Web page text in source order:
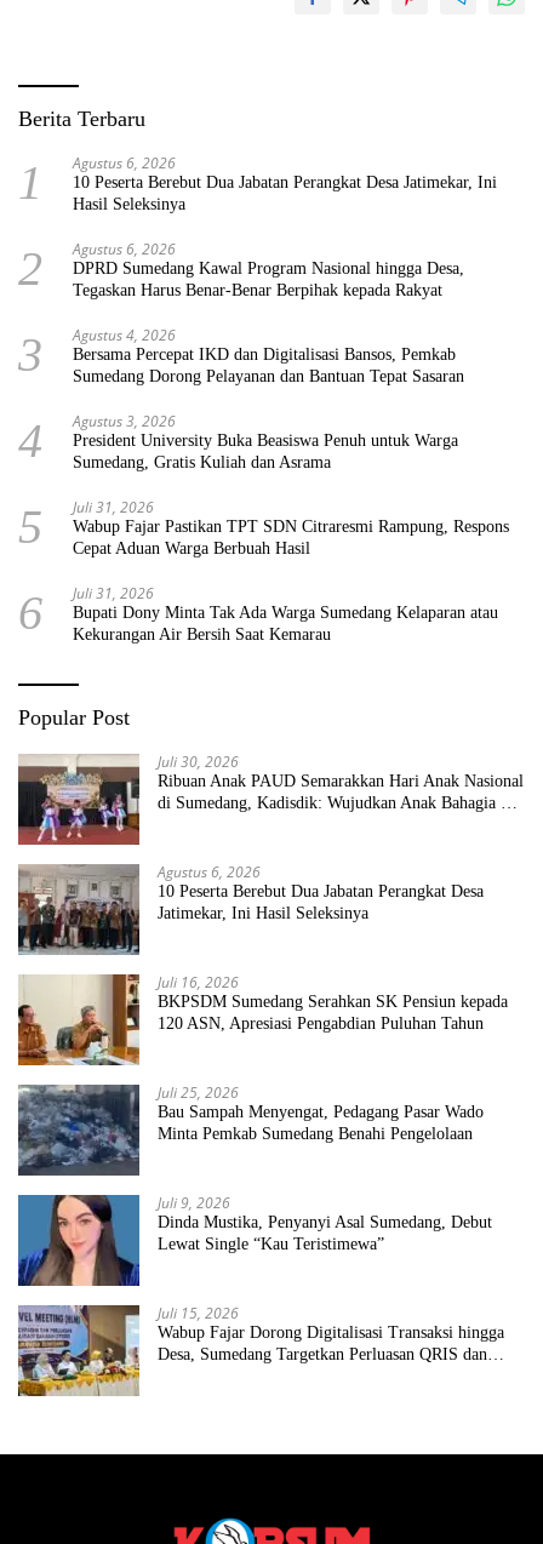
Berita Terbaru
1 Agustus 6, 2026
10 Peserta Berebut Dua Jabatan Perangkat Desa Jatimekar, Ini
Hasil Seleksinya
2 Agustus 6, 2026
DPRD Sumedang Kawal Program Nasional hingga Desa,
Tegaskan Harus Benar-Benar Berpihak kepada Rakyat
3 Agustus 4, 2026
Bersama Percepat IKD dan Digitalisasi Bansos, Pemkab
Sumedang Dorong Pelayanan dan Bantuan Tepat Sasaran
4 Agustus 3, 2026
President University Buka Beasiswa Penuh untuk Warga
Sumedang, Gratis Kuliah dan Asrama
5 Juli 31, 2026
Wabup Fajar Pastikan TPT SDN Citraresmi Rampung, Respons
Cepat Aduan Warga Berbuah Hasil
6 Juli 31, 2026
Bupati Dony Minta Tak Ada Warga Sumedang Kelaparan atau
Kekurangan Air Bersih Saat Kemarau
Popular Post
Juli 30, 2026
Ribuan Anak PAUD Semarakkan Hari Anak Nasional
di Sumedang, Kadisdik: Wujudkan Anak Bahagia dan
Agustus 6, 2026
10 Peserta Berebut Dua Jabatan Perangkat Desa
Jatimekar, Ini Hasil Seleksinya
Juli 16, 2026
BKPSDM Sumedang Serahkan SK Pensiun kepada
120 ASN, Apresiasi Pengabdian Puluhan Tahun
Juli 25, 2026
Bau Sampah Menyengat, Pedagang Pasar Wado
Minta Pemkab Sumedang Benahi Pengelolaan
Juli 9, 2026
Dinda Mustika, Penyanyi Asal Sumedang, Debut
Lewat Single “Kau Teristimewa”
Juli 15, 2026
Wabup Fajar Dorong Digitalisasi Transaksi hingga
Desa, Sumedang Targetkan Perluasan QRIS dan